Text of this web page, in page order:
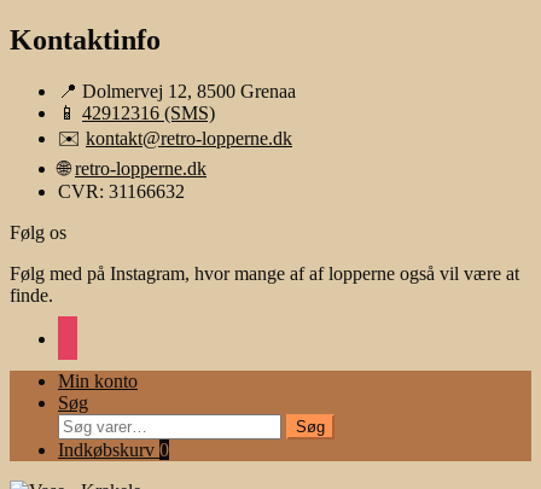
Kontaktinfo
📍 Dolmervej 12, 8500 Grenaa
📱 42912316 (SMS)
✉️ kontakt@retro-lopperne.dk
🌐retro-lopperne.dk
CVR: 31166632
Følg os
Følg med på Instagram, hvor mange af af lopperne også vil være at
finde.
Min konto
Søg
Søg
efter:
Søg
Indkøbskurv 0